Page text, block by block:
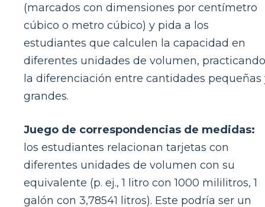
(marcados con dimensiones por centímetro
cúbico o metro cúbico) y pida a los
estudiantes que calculen la capacidad en
diferentes unidades de volumen, practicando
la diferenciación entre cantidades pequeñas
grandes.
Juego de correspondencias de medidas:
los estudiantes relacionan tarjetas con
diferentes unidades de volumen con su
equivalente (p. ej., 1 litro con 1000 mililitros, 1
galón con 3,78541 litros). Este podría ser un